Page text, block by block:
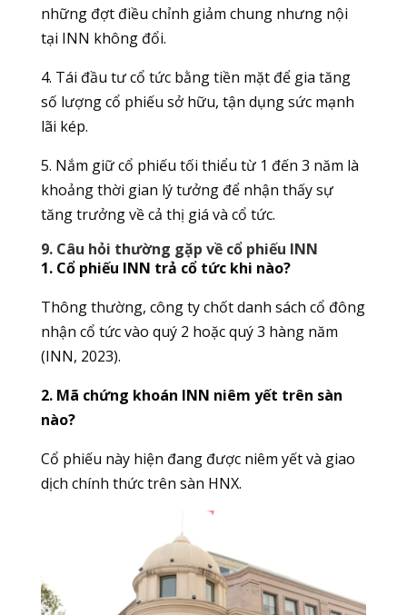
những đợt điều chỉnh giảm chung nhưng nội
tại INN không đổi.
4. Tái đầu tư cổ tức bằng tiền mặt để gia tăng
số lượng cổ phiếu sở hữu, tận dụng sức mạnh
lãi kép.
5. Nắm giữ cổ phiếu tối thiểu từ 1 đến 3 năm là
khoảng thời gian lý tưởng để nhận thấy sự
tăng trưởng về cả thị giá và cổ tức.
9. Câu hỏi thường gặp về cổ phiếu INN
1. Cổ phiếu INN trả cổ tức khi nào?
Thông thường, công ty chốt danh sách cổ đông
nhận cổ tức vào quý 2 hoặc quý 3 hàng năm
(INN, 2023).
2. Mã chứng khoán INN niêm yết trên sàn
nào?
Cổ phiếu này hiện đang được niêm yết và giao
dịch chính thức trên sàn HNX.